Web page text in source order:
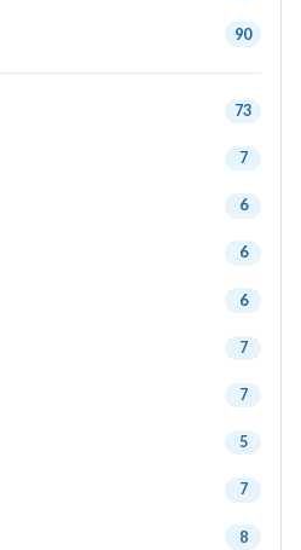
90
73
7
6
6
6
7
7
5
7
8